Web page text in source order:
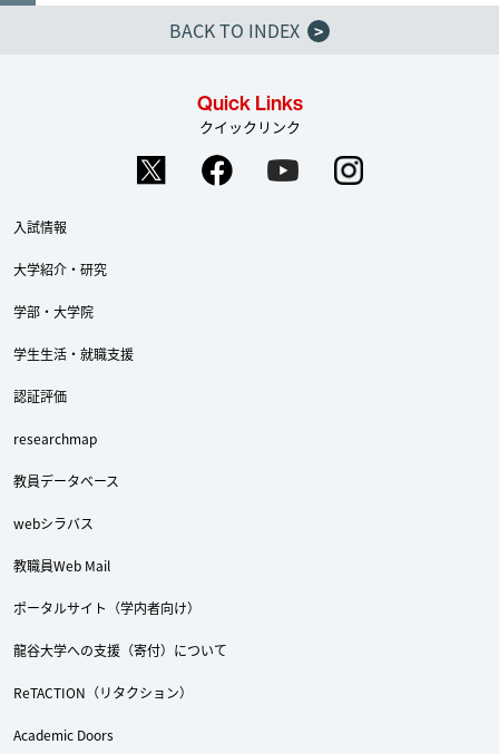
BACK TO INDEX
>
Quick Links
クイックリンク
入試情報
大学紹介・研究
学部・大学院
学生生活・就職支援
認証評価
researchmap
教員データベース
webシラバス
教職員Web Mail
ポータルサイト（学内者向け）
龍谷大学への支援（寄付）について
ReTACTION（リタクション）
Academic Doors